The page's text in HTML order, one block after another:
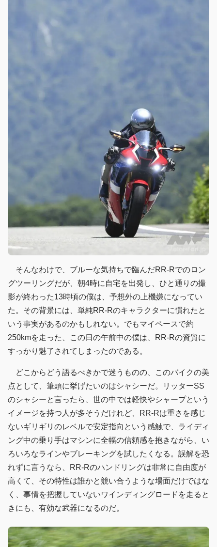
そんなわけで、ブルーな気持ちで臨んだRR-Rでのロン
グツーリングだが、朝4時に自宅を出発し、ひと通りの撮
影が終わった13時頃の僕は、予想外の上機嫌になってい
た。その背景には、単純RR-Rのキャラクターに慣れたと
いう事実があるのかもしれない。でもマイペースで約
250kmを走った、この日の午前中の僕は、RR-Rの資質に
すっかり魅了されてしまったのである。
どこからどう語るべきかで迷うものの、このバイクの美
点として、筆頭に挙げたいのはシャシーだ。リッターSS
のシャシーと言ったら、世の中では軽快やシャープという
イメージを持つ人が多そうだけれど、RR-Rは重さを感じ
ないギリギリのレベルで安定指向という感触で、ライディ
ング中の乗り手はマシンに全幅の信頼感を抱きながら、い
ろいろなラインやブレーキングを試したくなる。誤解を恐
れずに言うなら、RR-Rのハンドリングは非常に自由度が
高くて、その特性は誰かと競い合うような場面だけではな
く、事情を把握していないワインディングロードを走ると
きにも、有効な武器になるのだ。